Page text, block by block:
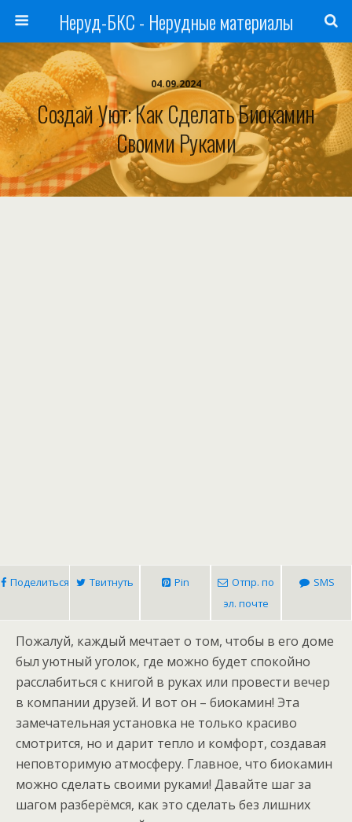
Неруд-БКС - Нерудные материалы
04.09.2024
Создай Уют: Как Сделать Биокамин
Своими Руками
Поделиться Твитнуть Pin
Отпр. по
эл. почте
SMS
Пожалуй, каждый мечтает о том, чтобы в его доме
был уютный уголок, где можно будет спокойно
расслабиться с книгой в руках или провести вечер
в компании друзей. И вот он – биокамин! Эта
замечательная установка не только красиво
смотрится, но и дарит тепло и комфорт, создавая
неповторимую атмосферу. Главное, что биокамин
можно сделать своими руками! Давайте шаг за
шагом разберёмся, как это сделать без лишних